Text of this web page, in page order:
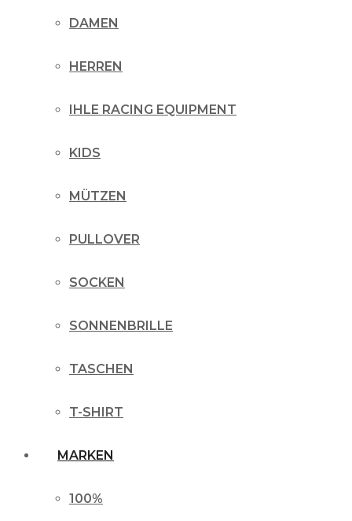
DAMEN
HERREN
IHLE RACING EQUIPMENT
KIDS
MÜTZEN
PULLOVER
SOCKEN
SONNENBRILLE
TASCHEN
T-SHIRT
MARKEN
100%